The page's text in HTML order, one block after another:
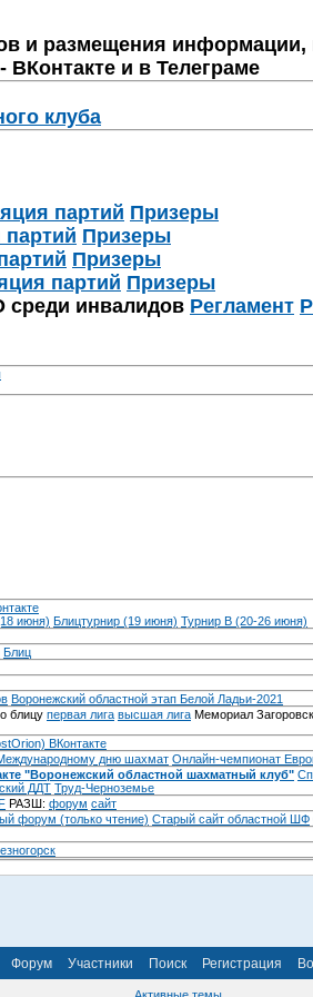
и размещения
и в Телеграме
клуба
партий Призеры
партий Призеры
Призеры
партий Призеры
инвалидов Регламент
июня) Блицтурнир (19 июня) Турнир B (20-26 июня)
Блиц
Воронежский областной этап Белой Ладьи-2021
блицу первая лига высшая лига Мемориал
ВКонтакте
дню шахмат Онлайн-чемпионат
"Воронежский областной шахматный клуб"
ДДТ Труд-Черноземье
РАЗШ: форум сайт
форум (только чтение) Старый сайт областной ШФ
Форум Участники Поиск Регистрация